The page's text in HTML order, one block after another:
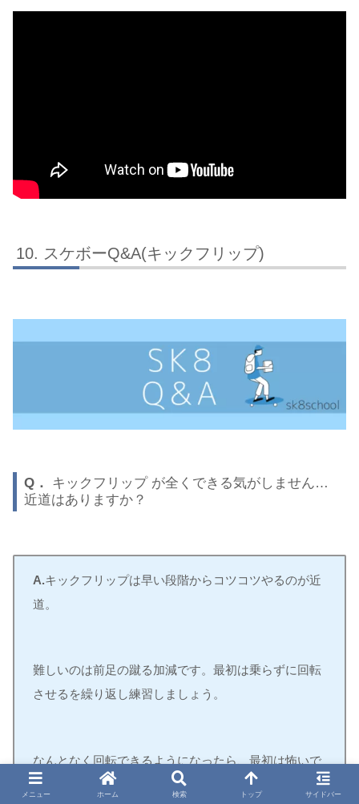
スケボーQ&A(キックフリップ)
Q． キックフリップ が全くできる気がしません…
近道はありますか？
A.キックフリップは早い段階からコツコツやるのが近
道。
難しいのは前足の蹴る加減です。最初は乗らずに回転
させるを繰り返し練習しましょう。
なんとなく回転できるようになったら、最初は怖いで
すが乗りにいきましょう。高さは意識しないでただ回
メニュー ホーム 検索 トップ サイドバー